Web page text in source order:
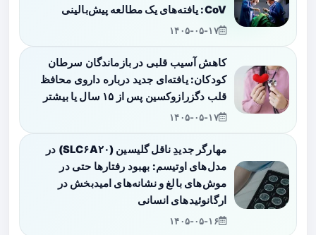
CoV: یافته‌های یک مطالعه پیش‌بالینی
۱۴۰۵-۰۵-۱۷
کاهش آسیب قلبی در بازماندگان سرطان
کودکان: یافته‌ای جدید درباره داروی محافظ
قلب دگزرازوکسین پس از ۱۵ سال یا بیشتر
۱۴۰۵-۰۵-۱۷
مهارگر جدیدِ ناقل گلیسین (SLC۶A۲۰) در
مدل‌های اوتیسم: بهبود رفتارها حتی در
موش‌های بالغ و نشانه‌های امیدبخش در
ارگانوئیدهای انسانی
۱۴۰۵-۰۵-۱۶